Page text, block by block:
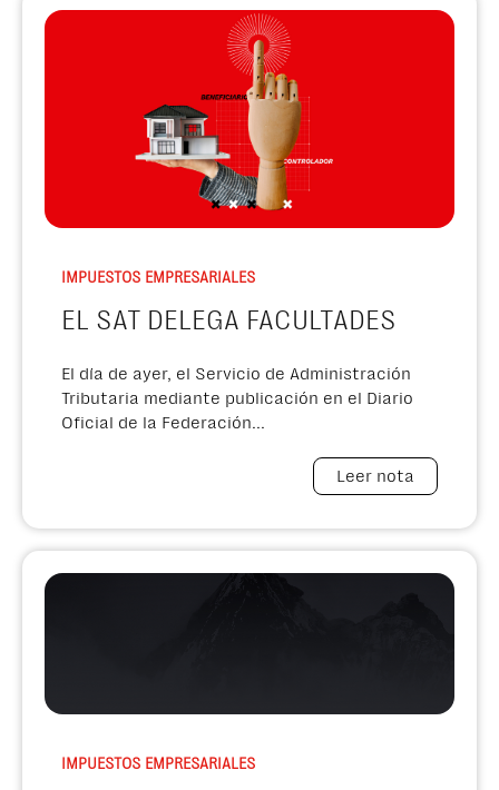
IMPUESTOS EMPRESARIALES
EL SAT DELEGA FACULTADES
El día de ayer, el Servicio de Administración
Tributaria mediante publicación en el Diario
Oficial de la Federación...
Leer nota
IMPUESTOS EMPRESARIALES